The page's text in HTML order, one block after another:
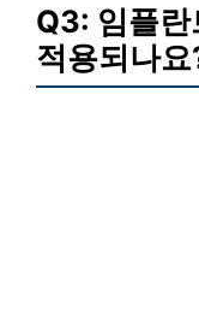
Q3: 임플란
적용되나요